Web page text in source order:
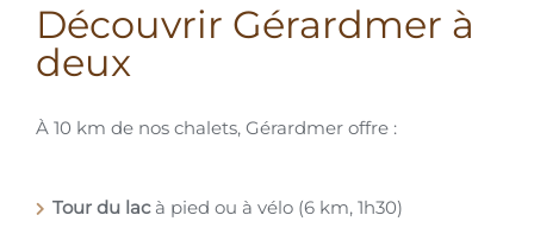
Découvrir Gérardmer à
deux
À 10 km de nos chalets, Gérardmer offre :
Tour du lacà pied ou à vélo (6 km, 1h30)